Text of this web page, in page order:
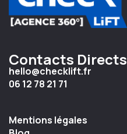
Contacts Directs
hello@checklift.fr
06 12 78 21 71
Mentions légales